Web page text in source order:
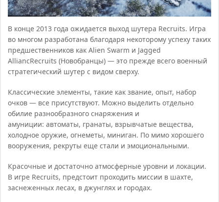
В конце 2013 года ожидается выход шутера Recruits. Игра
во многом разработана благодаря некоторому успеху таких
предшественников как Alien Swarm и Jagged
AlliancRecruits (Новобранцы) — это прежде всего военный
стратегический шутер с видом сверху.
Классические элементы, такие как звание, опыт, набор
очков — все присутствуют. Можно выделить отдельно
обилие разнообразного снаряжения и
амуниции: автоматы, гранаты, взрывчатые вещества,
холодное оружие, огнеметы, миниган. По мимо хорошего
вооружения, рекруты еще стали и эмоциональными.
Красочные и достаточно атмосферные уровни и локации.
В игре Recruits, предстоит проходить миссии в шахте,
заснеженных лесах, в джунглях и городах.